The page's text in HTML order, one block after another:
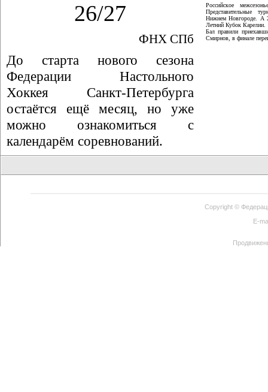
26/27
ФНХ СПб
До старта нового сезона
Федерации Настольного
Хоккея Санкт-Петербурга
остаётся ещё месяц, но уже
можно ознакомиться с
календарём соревнований.
Российское
Представительные
Нижнем Новгороде. А
Летний Кубок Карелии.
Бал правили
Смирнов, в финале
Copyright ©
E-